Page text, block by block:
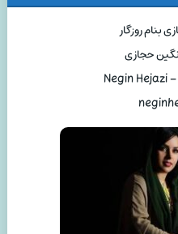
بنام روزگار
نگین حجازی
Negin Hejazi